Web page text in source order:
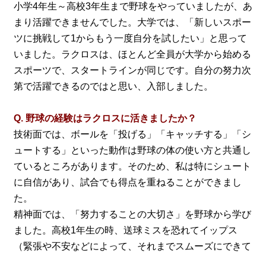
小学4年生～高校3年生まで野球をやっていましたが、あ
まり活躍できませんでした。大学では、「新しいスポー
ツに挑戦して1からもう一度自分を試したい」と思って
いました。ラクロスは、ほとんど全員が大学から始める
スポーツで、スタートラインが同じです。自分の努力次
第で活躍できるのではと思い、入部しました。
Q. 野球の経験はラクロスに活きましたか？
技術面では、ボールを「投げる」「キャッチする」「シ
ュートする」といった動作は野球の体の使い方と共通し
ているところがあります。そのため、私は特にシュート
に自信があり、試合でも得点を重ねることができまし
た。
精神面では、「努力することの大切さ」を野球から学び
ました。高校1年生の時、送球ミスを恐れてイップス
（緊張や不安などによって、それまでスムーズにできて